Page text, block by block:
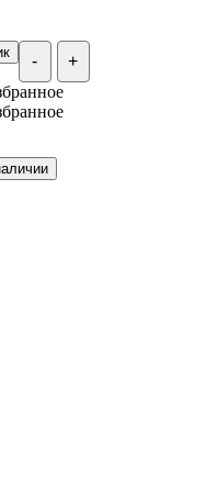
- +